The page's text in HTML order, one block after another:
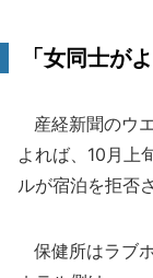
「女同士が
産経新聞のウ
よれば、10月上
ルが宿泊を拒否
保健所はラブ